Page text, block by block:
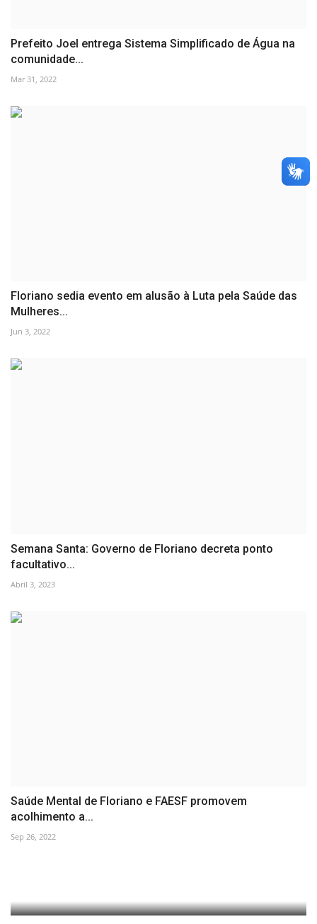
Prefeito Joel entrega Sistema Simplificado de Água na
comunidade...
Mar 31, 2022
Floriano sedia evento em alusão à Luta pela Saúde das
Mulheres...
Jun 3, 2022
Semana Santa: Governo de Floriano decreta ponto
facultativo...
Abril 3, 2023
Saúde Mental de Floriano e FAESF promovem
acolhimento a...
Sep 26, 2022